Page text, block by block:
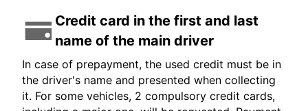
Credit card in the first and last
name of the main driver
In case of prepayment, the used credit must be in
the driver's name and presented when collecting
it. For some vehicles, 2 compulsory credit cards,